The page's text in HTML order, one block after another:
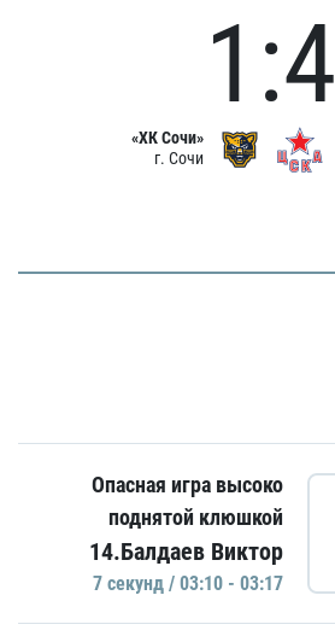
«ХК Сочи»
г. Сочи
1:4
Опасная игра высоко
поднятой клюшкой
14.Балдаев Виктор
7 секунд / 03:10 - 03:17